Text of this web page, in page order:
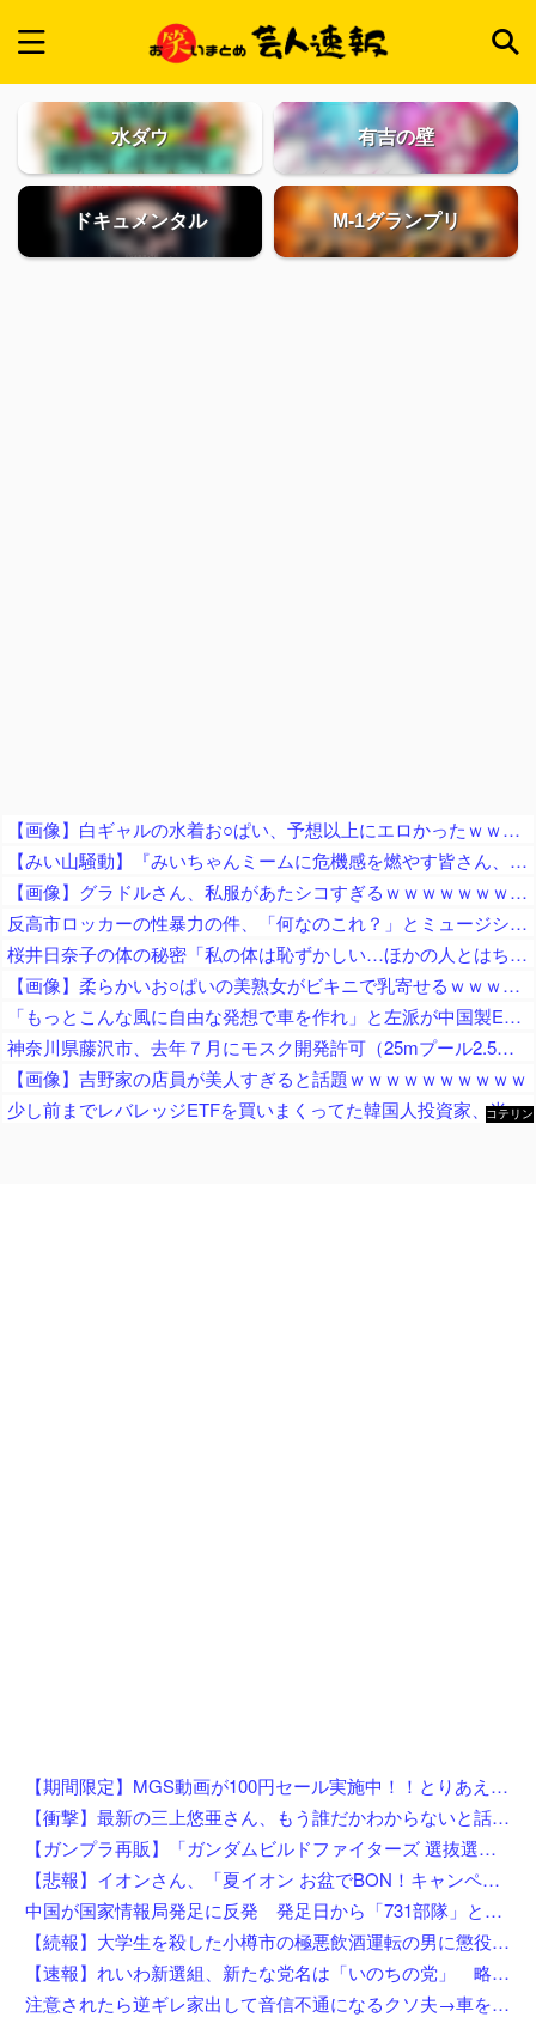
水ダウ 有吉の壁
ドキュメンタル M-1グランプリ
【画像】白ギャルの水着お○ぱい、予想以上にエロかったｗｗｗｗ
【みい山騒動】『みいちゃんミームに危機感を燃やす皆さん、何故チー牛ミームに微温的だったの？フェミの男性揶揄を、なぜ諫めてくれなかった？』
【画像】グラドルさん、私服があたシコすぎるｗｗｗｗｗｗｗｗｗｗｗｗｗｗｗｗｗｗｗｗｗｗｗｗｗｗｗｗｗｗｗｗｗｗｗｗｗｗ
反高市ロッカーの性暴力の件、「何なのこれ？」とミュージシャン界隈が一般人をドン引きさせまくっている模様
桜井日奈子の体の秘密「私の体は恥ずかしい…ほかの人とはちょっと変わってるの」
【画像】柔らかいお○ぱいの美熟女がビキニで乳寄せるｗｗｗｗｗｗｗｗｗｗ
「もっとこんな風に自由な発想で車を作れ」と左派が中国製EVを絶賛、だがそのシステムは日本が40年前に……
神奈川県藤沢市、去年７月にモスク開発許可（25mプール2.5個分くらいのサイズ） → 反対署名3万人超、藤沢市議会にモスク反対の請願・陳情が40件以上 → 市議会、すべて否決
【画像】吉野家の店員が美人すぎると話題ｗｗｗｗｗｗｗｗｗｗ
少し前までレバレッジETFを買いまくってた韓国人投資家、半導体株が下落局面に突入したと判断した途端に……
コテリン
【期間限定】MGS動画が100円セール実施中！！とりあえず全部買うやろｗｗｗｗｗ
【衝撃】最新の三上悠亜さん、もう誰だかわからないと話題になってしまった画像がこちら
【ガンプラ再販】「ガンダムビルドファイターズ 選抜選挙」【本日投票開始】
【悲報】イオンさん、「夏イオン お盆でBON！キャンペーン」からBON！を削除 理由不明
中国が国家情報局発足に反発 発足日から「731部隊」と結び付け戦後秩序への挑発と非難
【続報】大学生を殺した小樽市の極悪飲酒運転の男に懲役4年6ヶ月の判決。
【速報】れいわ新選組、新たな党名は「いのちの党」 略称は「いのち」
注意されたら逆ギレ家出して音信不通になるクソ夫→車を勝手に乗って逃亡し迎えにも行けず、話し合いから逃げて解決すると思ってるの？幼稚すぎる思考回路と無責任な態度に悩まされてる・・・